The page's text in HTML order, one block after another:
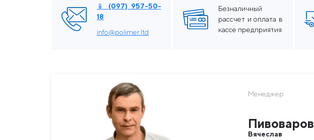
📱 (097) 957-50-
18
info@polimer.ltd
Безналичный
рассчет и оплата в
кассе предприятия
Менеджер
Пивоваров
Вячеслав